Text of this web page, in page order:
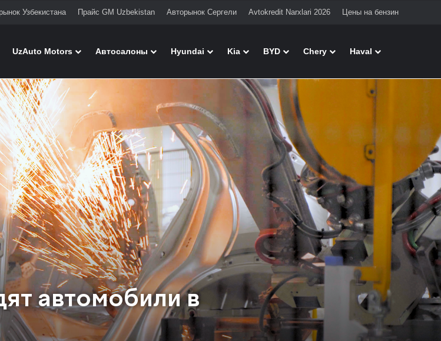
Узбекистана Прайс GM Uzbekistan Авторынок Сергели Avtokredit Narxlari 2026 Цены на бензин
UzAuto Motors Автосалоны Hyundai Kia BYD Chery Haval
автомобили в